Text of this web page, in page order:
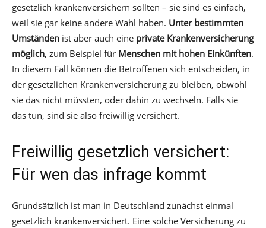
gesetzlich krankenversichern sollten – sie sind es einfach,
weil sie gar keine andere Wahl haben. Unter bestimmten
Umständen ist aber auch eine private Krankenversicherung
möglich, zum Beispiel für Menschen mit hohen Einkünften.
In diesem Fall können die Betroffenen sich entscheiden, in
der gesetzlichen Krankenversicherung zu bleiben, obwohl
sie das nicht müssten, oder dahin zu wechseln. Falls sie
das tun, sind sie also freiwillig versichert.
Freiwillig gesetzlich versichert:
Für wen das infrage kommt
Grundsätzlich ist man in Deutschland zunächst einmal
gesetzlich krankenversichert. Eine solche Versicherung zu